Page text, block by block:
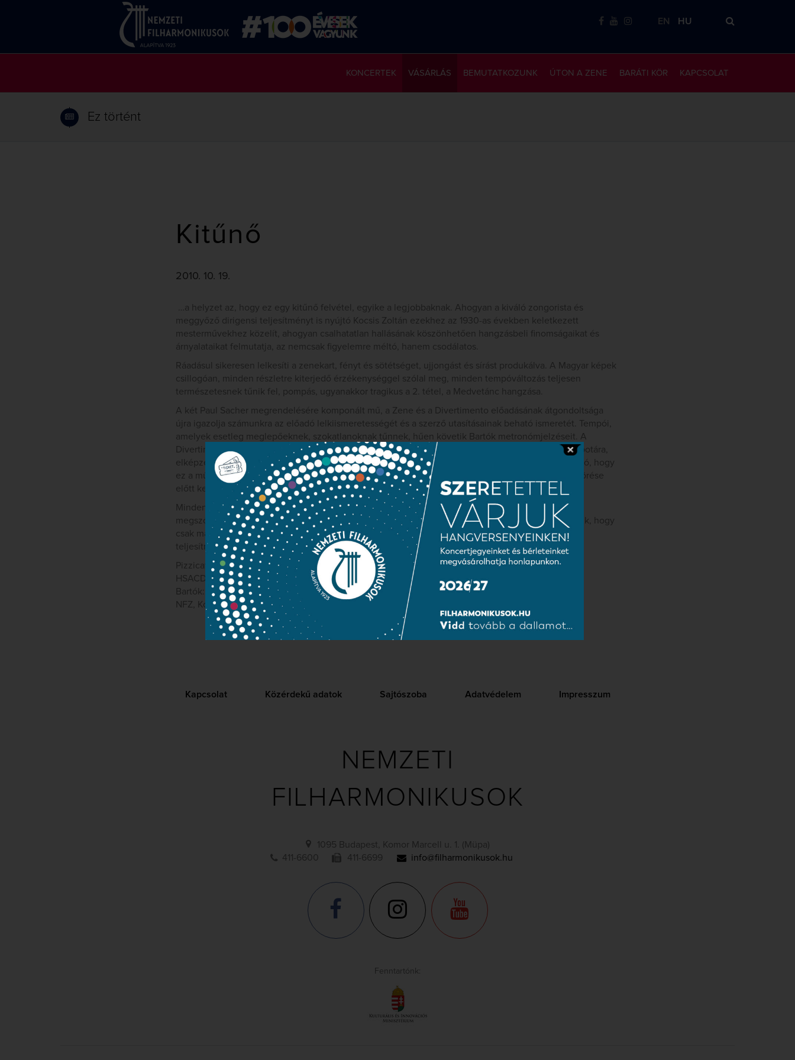
EN HU
KAPCSOLAT
BARÁTI KÖR
ÚTON A ZENE
KONCERTEK VÁSÁRLÁS BEMUTATKOZUNK
Ez történt
Kitűnő
2010. 10. 19.
…a helyzet az, hogy ez egy kitűnő felvétel, egyike a legjobbaknak. Ahogyan a kiváló zongorista és
meggyőző dirigensi teljesítményt is nyújtó Kocsis Zoltán ezekhez az 1930-as években keletkezett
mesterművekhez közelít, ahogyan csalhatatlan hallásának köszönhetően hangzásbeli finomságaikat és
árnyalataikat felmutatja, az nemcsak figyelemre méltó, hanem csodálatos.
Ráadásul sikeresen lelkesíti a zenekart, fényt és sötétséget, ujjongást és sírást produkálva. A Magyar képek
csillogóan, minden részletre kiterjedő érzékenységgel szólal meg, minden tempóváltozás teljesen
természetesnek tűnik fel, pompás, ugyanakkor tragikus a 2. tétel, a Medvetánc hangzása.
A két Paul Sacher megrendelésére komponált mű, a Zene és a Divertimento előadásának átgondoltsága
újra igazolja számunkra az előadó lelkiismeretességét és a szerző utasításainak beható ismeretét. Tempói,
amelyek esetleg meglepőeknek, szokatlanoknak tűnnek, hűen követik Bartók metronómjelzéseit. A
Divertimento olykor csaknem zavaróan érdes vonóshangzása a zeneszerző utasításaiban, lelki állapotára,
elképzeléseire rávilágító közléseiben gyökerezik. A Divertimento esetében egyenesen arról van szó, hogy
ez a mű, amelyet gyakran egyszerűen csak „szépen” szoktak játszani, kevéssel a 2. világháború kitörése
előtt keletkezett…
Mindenesetre a felvétel-technikailag csodálatosan kivitelezett, áttetszően, pontosan és fényesen
megszólaló SACD a folyamatban lévő Bartók összkiadás újabb zászlóshajója. Joggal feltételezhetjük, hogy
csak maguk a magyarok alkalmasak legjelentősebb zeneszerzőjük előtt ilyen nagyszabású előadói
teljesítménnyel tisztelegni. GW
Pizzicato 2010.09-Supersonic
HSACD 32510
Bartók: Zene, Divertimento, Magyar képek
NFZ, Kocsis
Kapcsolat Közérdekű adatok Sajtószoba Adatvédelem Impresszum
NEMZETI
FILHARMONIKUSOK
1095 Budapest, Komor Marcell u. 1. (Müpa)
411-6600
411-6699 info@filharmonikusok.hu
Fenntartónk: